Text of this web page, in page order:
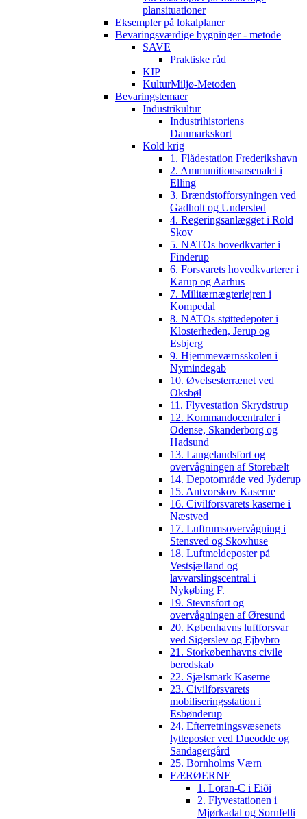
plansituationer
Eksempler på lokalplaner
Bevaringsværdige bygninger - metode
SAVE
Praktiske råd
KIP
KulturMiljø-Metoden
Bevaringstemaer
Industrikultur
Industrihistoriens
Danmarkskort
Kold krig
1. Flådestation Frederikshavn
2. Ammunitionsarsenalet i
Elling
3. Brændstofforsyningen ved
Gadholt og Understed
4. Regeringsanlægget i Rold
Skov
5. NATOs hovedkvarter i
Finderup
6. Forsvarets hovedkvarterer i
Karup og Aarhus
7. Militærnægterlejren i
Kompedal
8. NATOs støttedepoter i
Klosterheden, Jerup og
Esbjerg
9. Hjemmeværnsskolen i
Nymindegab
10. Øvelsesterrænet ved
Oksbøl
11. Flyvestation Skrydstrup
12. Kommandocentraler i
Odense, Skanderborg og
Hadsund
13. Langelandsfort og
overvågningen af Storebælt
14. Depotområde ved Jyderup
15. Antvorskov Kaserne
16. Civilforsvarets kaserne i
Næstved
17. Luftrumsovervågning i
Stensved og Skovhuse
18. Luftmeldeposter på
Vestsjælland og
lavvarslingscentral i
Nykøbing F.
19. Stevnsfort og
overvågningen af Øresund
20. Københavns luftforsvar
ved Sigerslev og Ejbybro
21. Storkøbenhavns civile
beredskab
22. Sjælsmark Kaserne
23. Civilforsvarets
mobiliseringsstation i
Esbønderup
24. Efterretningsvæsenets
lytteposter ved Dueodde og
Sandagergård
25. Bornholms Værn
FÆRØERNE
1. Loran-C i Eiði
2. Flyvestationen i
Mjørkadal og Sornfelli